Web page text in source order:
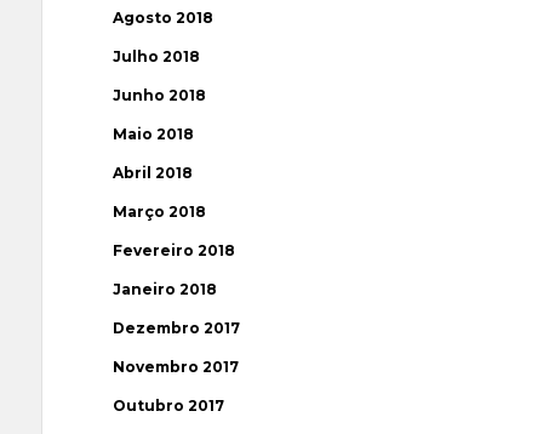
Agosto 2018
Julho 2018
Junho 2018
Maio 2018
Abril 2018
Março 2018
Fevereiro 2018
Janeiro 2018
Dezembro 2017
Novembro 2017
Outubro 2017